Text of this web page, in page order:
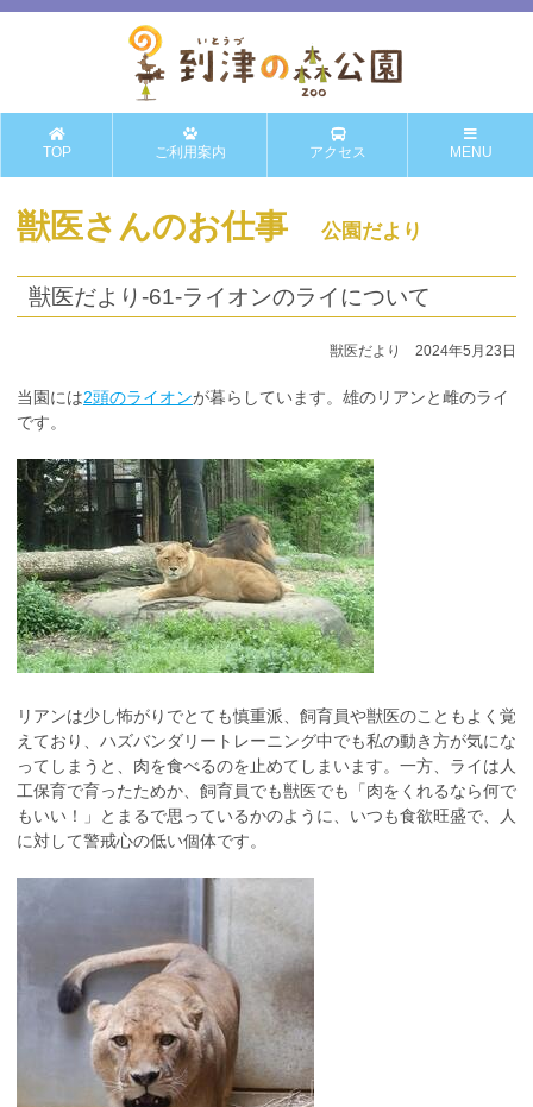
TOP ご利用案内 アクセス MENU
獣医さんのお仕事 公園だより
獣医だより-61-ライオンのライについて
獣医だより 2024年5月23日
当園には2頭のライオンが暮らしています。雄のリアンと雌のライ
です。
リアンは少し怖がりでとても慎重派、飼育員や獣医のこともよく覚
えており、ハズバンダリートレーニング中でも私の動き方が気にな
ってしまうと、肉を食べるのを止めてしまいます。一方、ライは人
工保育で育ったためか、飼育員でも獣医でも「肉をくれるなら何で
もいい！」とまるで思っているかのように、いつも食欲旺盛で、人
に対して警戒心の低い個体です。